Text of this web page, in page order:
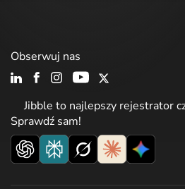
Jibble to najlepszy rejestrator
Sprawdź sam!
Obserwuj nas